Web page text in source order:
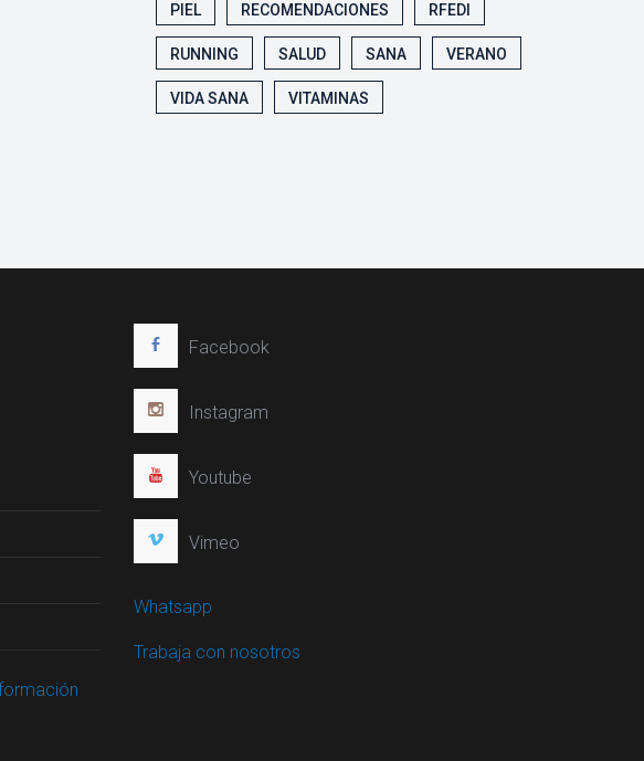
PIEL RECOMENDACIONES RFEDI
RUNNING SALUD SANA VERANO
VIDA SANA VITAMINAS
Facebook
Instagram
Youtube
Vimeo
Whatsapp
Trabaja con nosotros